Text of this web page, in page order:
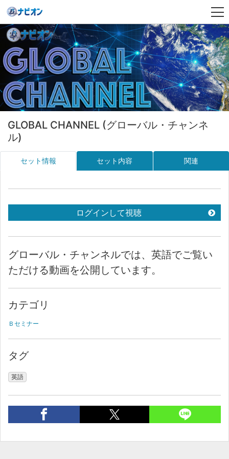
GLOBAL CHANNEL (グローバル・チャンネ
ル)
セット情報 セット内容 関連
ログインして視聴
グローバル・チャンネルでは、英語でご覧い
ただける動画を公開しています。
カテゴリ
Ｂセミナー
タグ
英語